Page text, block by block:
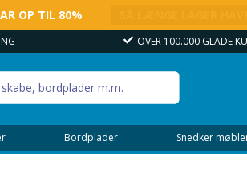
OP TIL 80%
OVER 100.000 GLADE
Bordplader Snedker